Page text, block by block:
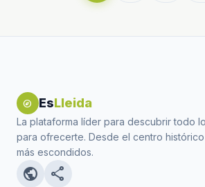
explore EsLleida
La plataforma líder para descubrir todo
para ofrecerte. Desde el centro
más escondidos.
public share